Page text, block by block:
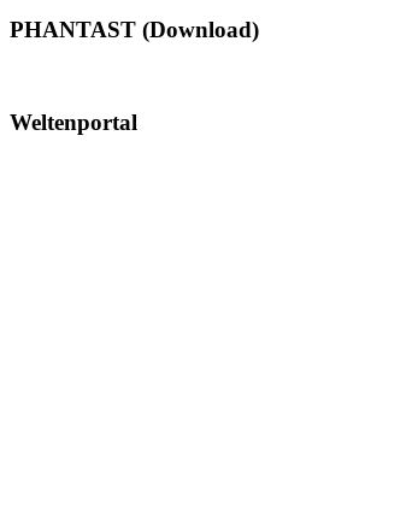
PHANTAST (Download)
Weltenportal